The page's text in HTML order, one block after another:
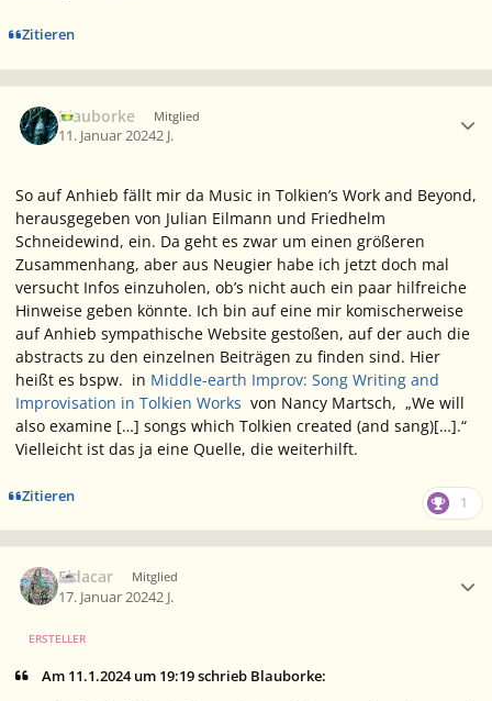
Zitieren
Blauborke Mitglied
11. Januar 20242 J.
So auf Anhieb fällt mir da Music in Tolkien’s Work and Beyond,
herausgegeben von Julian Eilmann und Friedhelm
Schneidewind, ein. Da geht es zwar um einen größeren
Zusammenhang, aber aus Neugier habe ich jetzt doch mal
versucht Infos einzuholen, ob’s nicht auch ein paar hilfreiche
Hinweise geben könnte. Ich bin auf eine mir komischerweise
auf Anhieb sympathische Website gestoßen, auf der auch die
abstracts zu den einzelnen Beiträgen zu finden sind. Hier
heißt es bspw. in Middle-earth Improv: Song Writing and
Improvisation in Tolkien Works von Nancy Martsch, „We will
also examine […] songs which Tolkien created (and sang)[…].“
Vielleicht ist das ja eine Quelle, die weiterhilft.
Zitieren 1
Eldacar Mitglied
17. Januar 20242 J.
ERSTELLER
Am 11.1.2024 um 19:19 schrieb Blauborke: